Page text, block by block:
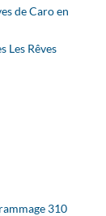
de Caro en
Les Rêves
310